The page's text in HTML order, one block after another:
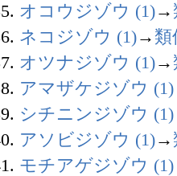
オコウジゾウ (1)→
ネコジゾウ (1)→ 類
オツナジゾウ (1)→
アマザケジゾウ (1)
シチニンジゾウ (1)
アソビジゾウ (1)→
モチアゲジゾウ (1)